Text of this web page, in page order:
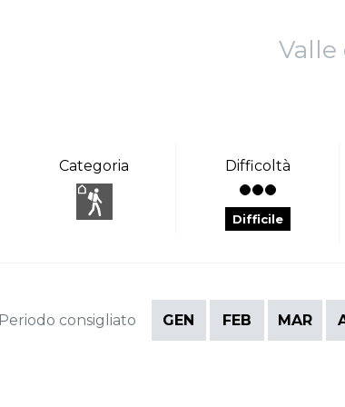
Valle
Categoria Difficoltà
Difficile
Periodo consigliato GEN FEB MAR